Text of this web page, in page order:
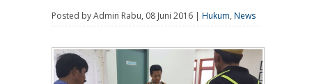
Posted by Admin Rabu, 08 Juni 2016 | Hukum, News